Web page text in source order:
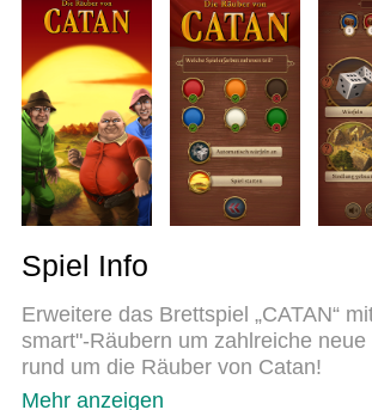
MEmu Multi-Instanz-Manager
Spielen von 2 oder mehr Konten
Gerät. Und das Wichtigste: Unsere
Emulations-Engine kann das volle
PCs freisetzen und für reibungslose
sorgen.
Spiel Info
Erweitere das Brettspiel „CATAN“
smart"-Räubern um zahlreiche neue
rund um die Räuber von Catan!
Mehr anzeigen